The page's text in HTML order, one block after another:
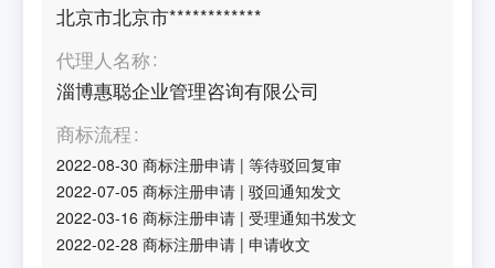
北京市北京市************
代理人名称
淄博惠聪企业管理咨询有限公司
商标流程
2022-08-30 商标注册申请 |等待驳回复审
2022-07-05 商标注册申请 |驳回通知发文
2022-03-16 商标注册申请 |受理通知书发文
2022-02-28 商标注册申请 |申请收文